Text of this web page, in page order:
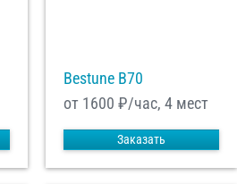
Bestune B70
от 1600 ₽/час, 4 мест
Заказать